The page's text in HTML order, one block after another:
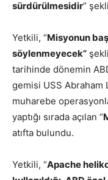
sürdürülmesidir”
Yetkili, “Misyonun
söylenmeyecek”
tarihinde dönemin
gemisi USS Abraham
muharebe
yaptığı sırada açılan “
atıfta bulundu.
Yetkili, “Apache